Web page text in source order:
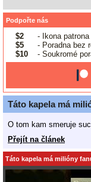
Podpořte nás
$2
- Ikona patrona
$5
- Poradna bez
$10
- Soukromé
Táto kapela má
O tom kam smeruje
Přejít na článek
Táto kapela má milióny